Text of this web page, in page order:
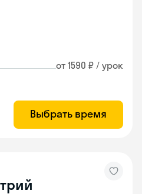
от 1590 ₽ / урок
Выбрать время